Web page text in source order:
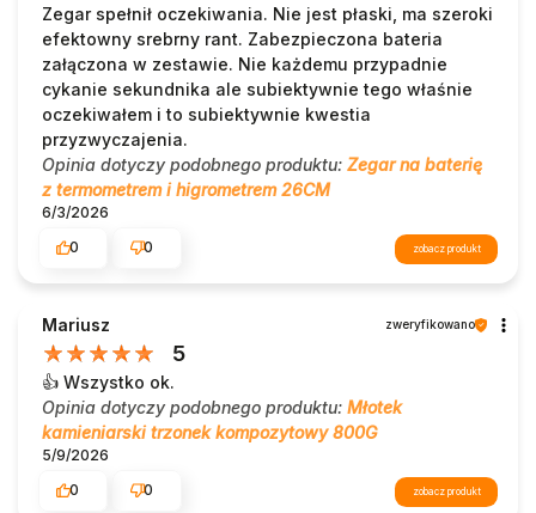
Zegar spełnił oczekiwania. Nie jest płaski, ma szeroki
efektowny srebrny rant. Zabezpieczona bateria
załączona w zestawie. Nie każdemu przypadnie
cykanie sekundnika ale subiektywnie tego właśnie
oczekiwałem i to subiektywnie kwestia
przyzwyczajenia.
Opinia dotyczy podobnego produktu: Zegar na baterię
z termometrem i higrometrem 26CM
6/3/2026
0
0 zobacz produkt
Mariusz zweryfikowano
5
👍️ Wszystko ok.
Opinia dotyczy podobnego produktu: Młotek
kamieniarski trzonek kompozytowy 800G
5/9/2026
0
0 zobacz produkt